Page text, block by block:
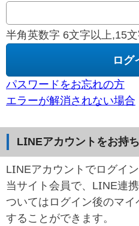
半角英数字 6文字以上,15
パスワードをお忘れの方
エラーが解消されない場合
LINEアカウントをお持
LINEアカウントでログイ
当サイト会員で、LINE連
ついてはログイン後のマ
することができます。